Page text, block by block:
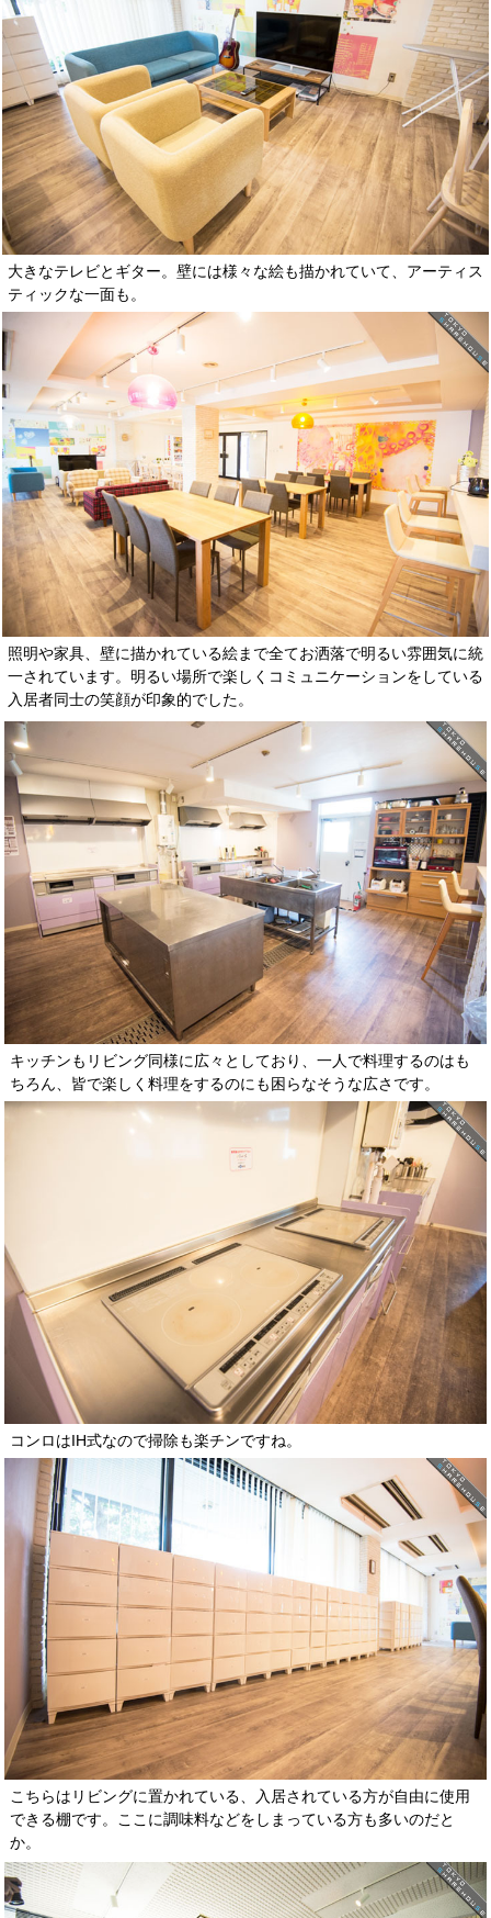
大きなテレビとギター。壁には様々な絵も描かれていて、アーティス
ティックな一面も。
照明や家具、壁に描かれている絵まで全てお洒落で明るい雰囲気に統
一されています。明るい場所で楽しくコミュニケーションをしている
入居者同士の笑顔が印象的でした。
キッチンもリビング同様に広々としており、一人で料理するのはも
ちろん、皆で楽しく料理をするのにも困らなそうな広さです。
コンロはIH式なので掃除も楽チンですね。
こちらはリビングに置かれている、入居されている方が自由に使用
できる棚です。ここに調味料などをしまっている方も多いのだと
か。